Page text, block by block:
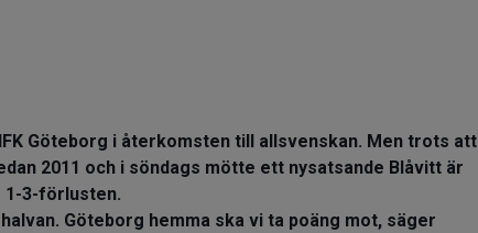
Göteborg i återkomsten till allsvenskan. Men trots att
2011 och i söndags mötte ett nysatsande Blåvitt är
1-3-förlusten.
Göteborg hemma ska vi ta poäng mot, säger